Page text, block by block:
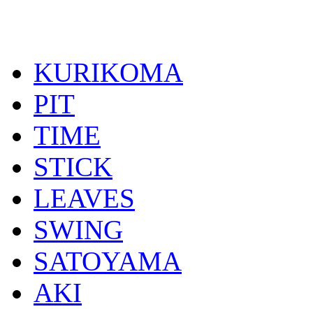
KURIKOMA
PIT
TIME
STICK
LEAVES
SWING
SATOYAMA
AKI